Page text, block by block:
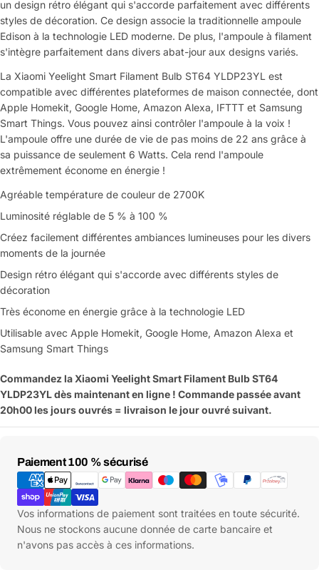
un design rétro élégant qui s'accorde parfaitement avec différents
styles de décoration. Ce design associe la traditionnelle ampoule
Edison à la technologie LED moderne. De plus, l'ampoule à filament
s'intègre parfaitement dans divers abat-jour aux designs variés.
La Xiaomi Yeelight Smart Filament Bulb ST64 YLDP23YL est
compatible avec différentes plateformes de maison connectée, dont
Apple Homekit, Google Home, Amazon Alexa, IFTTT et Samsung
Smart Things. Vous pouvez ainsi contrôler l'ampoule à la voix !
L'ampoule offre une durée de vie de pas moins de 22 ans grâce à
sa puissance de seulement 6 Watts. Cela rend l'ampoule
extrêmement économe en énergie !
Agréable température de couleur de 2700K
Luminosité réglable de 5 % à 100 %
Créez facilement différentes ambiances lumineuses pour les divers
moments de la journée
Design rétro élégant qui s'accorde avec différents styles de
décoration
Très économe en énergie grâce à la technologie LED
Utilisable avec Apple Homekit, Google Home, Amazon Alexa et
Samsung Smart Things
Commandez la Xiaomi YeelightSmart Filament Bulb ST64
YLDP23YL dès maintenant en ligne ! Commande passée avant
20h00 les jours ouvrés = livraison le jour ouvré suivant.
Paiement 100 % sécurisé
Moyens
de
paiement
Vos informations de paiement sont traitées en toute sécurité.
Nous ne stockons aucune donnée de carte bancaire et
n'avons pas accès à ces informations.